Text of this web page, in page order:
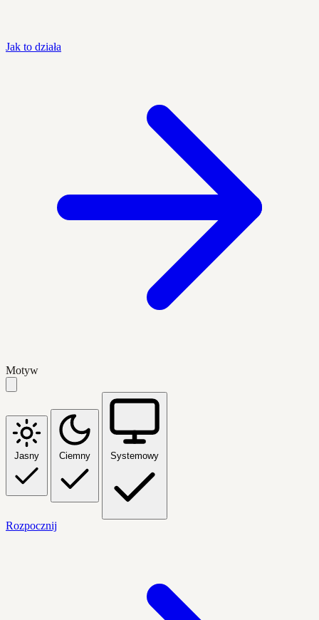
Jak to działa
Motyw
Jasny Ciemny Systemowy
Rozpocznij